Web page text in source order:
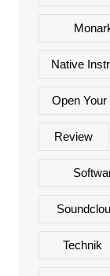
Native
Open Your
Review
Technik